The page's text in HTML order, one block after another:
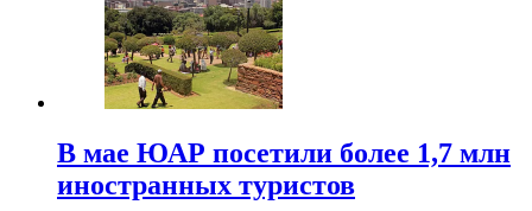
В мае ЮАР посетили более 1,7 млн
иностранных туристов